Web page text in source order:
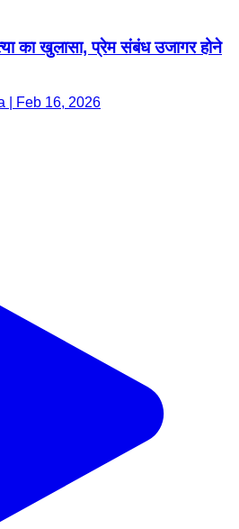
का खुलासा, प्रेम संबंध उजागर होने
| Feb 16, 2026